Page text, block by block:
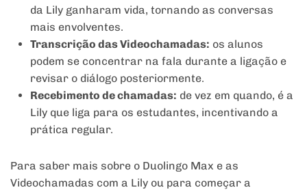
da Lily ganharam vida, tornando as conversas
mais envolventes.
Transcrição das Videochamadas: os alunos
podem se concentrar na fala durante a ligação e
revisar o diálogo posteriormente.
Recebimento de chamadas: de vez em quando, é a
Lily que liga para os estudantes, incentivando a
prática regular.
Para saber mais sobre o Duolingo Max e as
Videochamadas com a Lily ou para começar a